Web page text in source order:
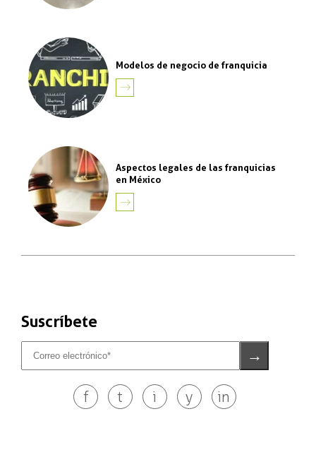
Modelos de negocio de franquicia
LEER
MÁS
Aspectos legales de las franquicias
en México
LEER
MÁS
Suscríbete
f t i y in